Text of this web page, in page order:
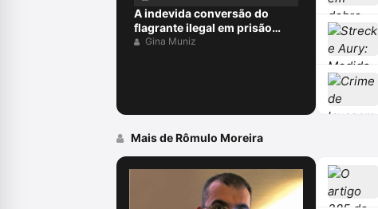
A indevida conversão do
flagrante ilegal em prisão
preventiva
Gina Muniz
Mais de Rômulo Moreira